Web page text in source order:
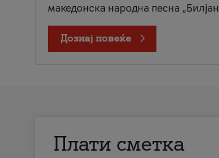
македонска народна песна „Билјан
Дознај повеќе
Плати сметка